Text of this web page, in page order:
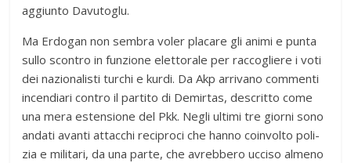
aggiunto Davutoglu.
Ma Erdo­gan non sem­bra voler pla­care gli animi e punta
sullo scon­tro in fun­zione elet­to­rale per rac­co­gliere i voti
dei nazio­na­li­sti tur­chi e kurdi. Da Akp arri­vano com­menti
incen­diari con­tro il par­tito di Demir­tas, descritto come
una mera esten­sione del Pkk. Negli ultimi tre giorni sono
andati avanti attac­chi reci­proci che hanno coin­volto poli­
zia e mili­tari, da una parte, che avreb­bero ucciso almeno